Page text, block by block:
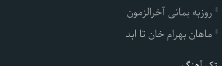
روزبه بمانی آخرالزمون
ماهان بهرام خان تا ابد